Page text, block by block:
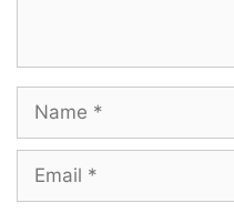
Eyyy Lambaa
Lamba Lamba
Eley Nanba
Name
Email